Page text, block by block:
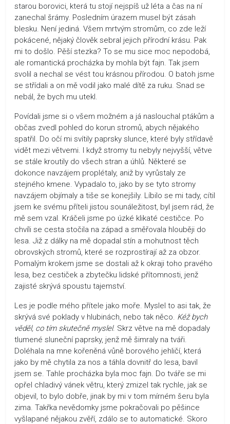
starou borovici, která tu stojí nejspíš už léta a čas na ní
zanechal šrámy. Posledním úrazem musel být zásah
blesku. Není jediná. Všem mrtvým stromům, co zde leží
pokácené, nějaký člověk sebral jejich přírodní krásu. Pak
mi to došlo. Pěší stezka? To se mu sice moc nepodobá,
ale romantická procházka by mohla být fajn. Tak jsem
svolil a nechal se vést tou krásnou přírodou. O batoh jsme
se střídali a on mě vodil jako malé dítě za ruku. Snad se
nebál, že bych mu utekl.
Povídali jsme si o všem možném a já naslouchal ptákům a
občas zvedl pohled do korun stromů, abych nějakého
spatřil. Do očí mi svítily paprsky slunce, které byly střídavě
vidět mezi větvemi. I když stromy tu nebyly nejvyšší, větve
se stále kroutily do všech stran a úhlů. Některé se
dokonce navzájem proplétaly, aniž by vyrůstaly ze
stejného kmene. Vypadalo to, jako by se tyto stromy
navzájem objímaly a tiše se konejšily. Líbilo se mi tady, cítil
jsem ke svému příteli jistou sounáležitost, byl jsem rád, že
mě sem vzal. Kráčeli jsme po úzké klikaté cestičce. Po
chvíli se cesta stočila na západ a směřovala hlouběji do
lesa. Již z dálky na mě dopadal stín a mohutnost těch
obrovských stromů, které se rozprostírají až za obzor.
Pomalým krokem jsme se dostali až k okraji toho pravého
lesa, bez cestiček a zbytečku lidské přítomnosti, jenž
zajisté skrývá spoustu tajemství.
Les je podle mého přítele jako moře. Myslel to asi tak, že
skrývá své poklady v hlubinách, nebo tak něco. Kéž bych
věděl, co tím skutečně myslel. Skrz větve na mě dopadaly
tlumené sluneční paprsky, jenž mě šimraly na tváři.
Doléhala na mne kořeněná vůně borového jehličí, která
jako by mě chytila za nos a táhla dovnitř do lesa, bavil
jsem se. Tahle procházka byla moc fajn. Do tváře se mi
opřel chladivý vánek větru, který zmizel tak rychle, jak se
objevil, to bylo dobře, jinak by mi v tom mírném šeru byla
zima. Takřka nevědomky jsme pokračovali po pěšince
vyšlapané nějakou zvěří, zdálo se to automatické. Skoro